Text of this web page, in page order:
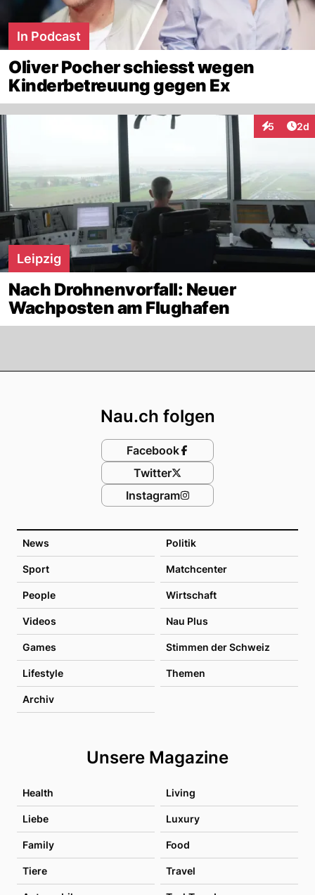
In Podcast
Oliver Pocher schiesst wegen
Kinderbetreuung gegen Ex
5 2d
Leipzig
Nach Drohnenvorfall: Neuer
Wachposten am Flughafen
News Politik
Sport Matchcenter
People Wirtschaft
Videos Nau Plus
Games Stimmen der Schweiz
Lifestyle Themen
Archiv
Unsere Magazine
Health Living
Liebe Luxury
Family Food
Tiere Travel
Nau.ch folgen
Facebook
Twitter
Instagram